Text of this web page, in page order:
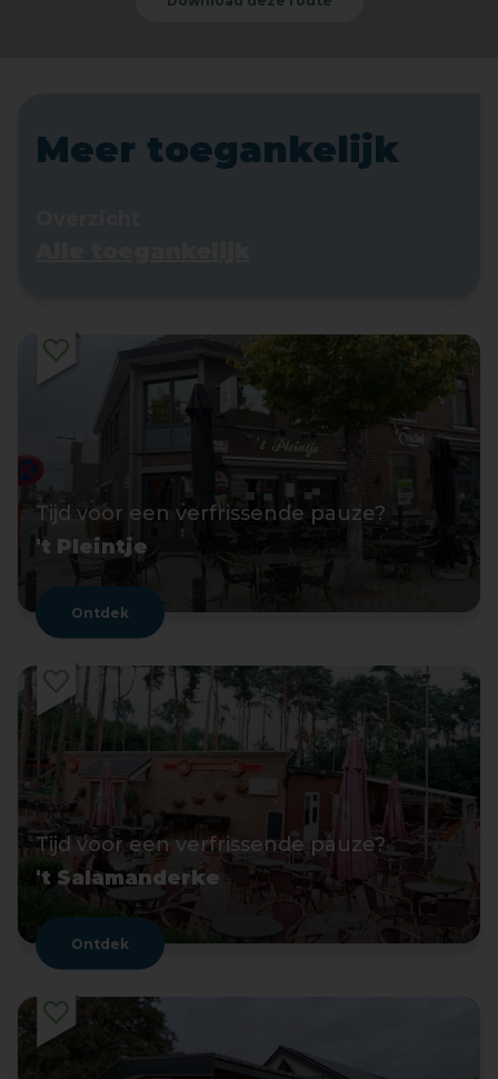
Meer toegankelijk
Tijd voor een verfrissende pauze?
't Pleintje
Ontdek
Tijd voor een verfrissende pauze?
't Salamanderke
Ontdek